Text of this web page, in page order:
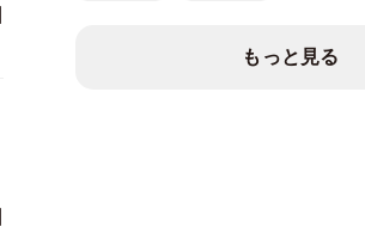
もっと見る